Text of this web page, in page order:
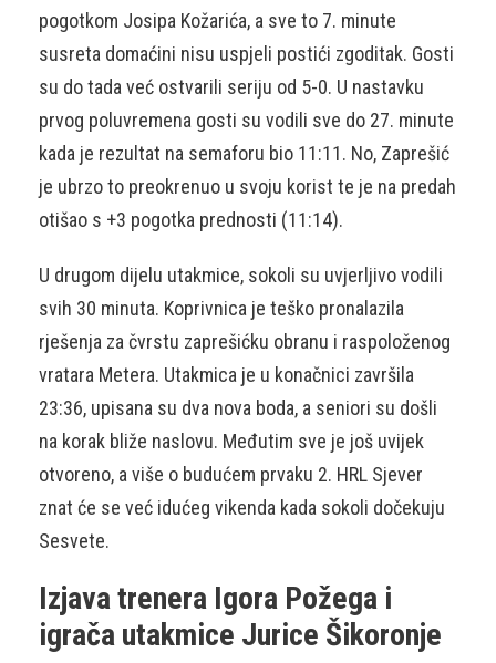
pogotkom Josipa Kožarića, a sve to 7. minute
susreta domaćini nisu uspjeli postići zgoditak. Gosti
su do tada već ostvarili seriju od 5-0. U nastavku
prvog poluvremena gosti su vodili sve do 27. minute
kada je rezultat na semaforu bio 11:11. No, Zaprešić
je ubrzo to preokrenuo u svoju korist te je na predah
otišao s +3 pogotka prednosti (11:14).
U drugom dijelu utakmice, sokoli su uvjerljivo vodili
svih 30 minuta. Koprivnica je teško pronalazila
rješenja za čvrstu zaprešićku obranu i raspoloženog
vratara Metera. Utakmica je u konačnici završila
23:36, upisana su dva nova boda, a seniori su došli
na korak bliže naslovu. Međutim sve je još uvijek
otvoreno, a više o budućem prvaku 2. HRL Sjever
znat će se već idućeg vikenda kada sokoli dočekuju
Sesvete.
Izjava trenera Igora Požega i
igrača utakmice Jurice Šikoronje